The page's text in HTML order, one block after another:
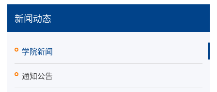
新闻动态
学院新闻
通知公告